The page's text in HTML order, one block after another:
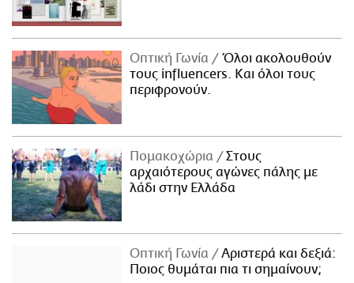
Οπτική Γωνία
Όλοι ακολουθούν
τους influencers. Και όλοι τους
περιφρονούν.
Πομακοχώρια
Στους
αρχαιότερους αγώνες πάλης με
λάδι στην Ελλάδα
Οπτική Γωνία
Αριστερά και δεξιά:
Ποιος θυμάται πια τι σημαίνουν;